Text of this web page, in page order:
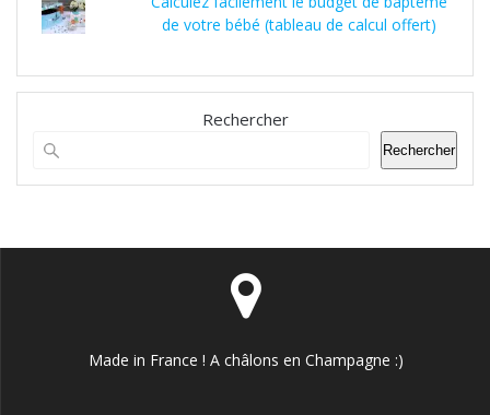
de votre bébé (tableau de calcul offert)
Rechercher
Rechercher
Made in France ! A châlons en Champagne :)